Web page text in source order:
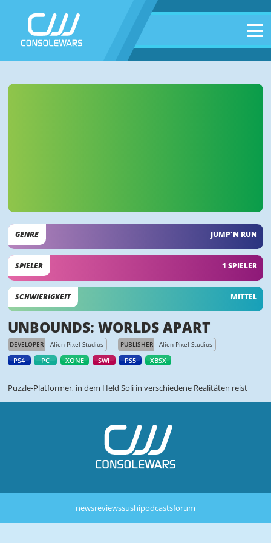
GENRE JUMP'N RUN
SPIELER 1 SPIELER
SCHWIERIGKEIT MITTEL
UNBOUNDS: WORLDS APART
DEVELOPER Alien Pixel Studios PUBLISHER Alien Pixel Studios
PS4 PC XONE SWI PS5 XBSX
Puzzle-Platformer, in dem Held Soli in verschiedene Realitäten reist
newsreviewssushipodcastsforum